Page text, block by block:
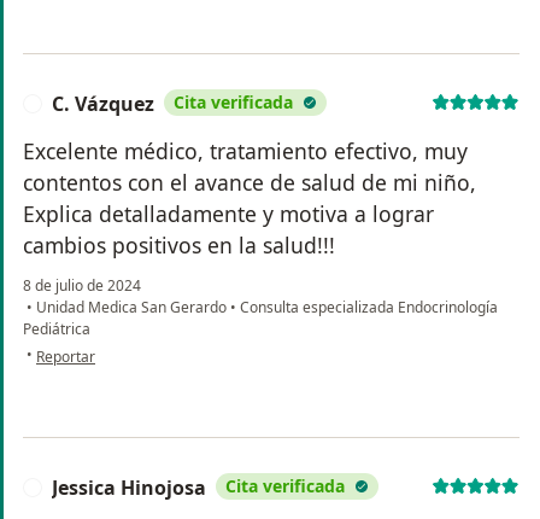
C. Vázquez Cita verificada
Excelente médico, tratamiento efectivo, muy
contentos con el avance de salud de mi niño,
Explica detalladamente y motiva a lograr
cambios positivos en la salud!!!
8 de julio de 2024
• Unidad Medica San Gerardo • Consulta especializada Endocrinología
Pediátrica
• en opinión del usuario C. Vázquez
Reportar
Jessica Hinojosa Cita verificada